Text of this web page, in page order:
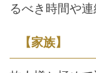
るべき時間や
【家族】